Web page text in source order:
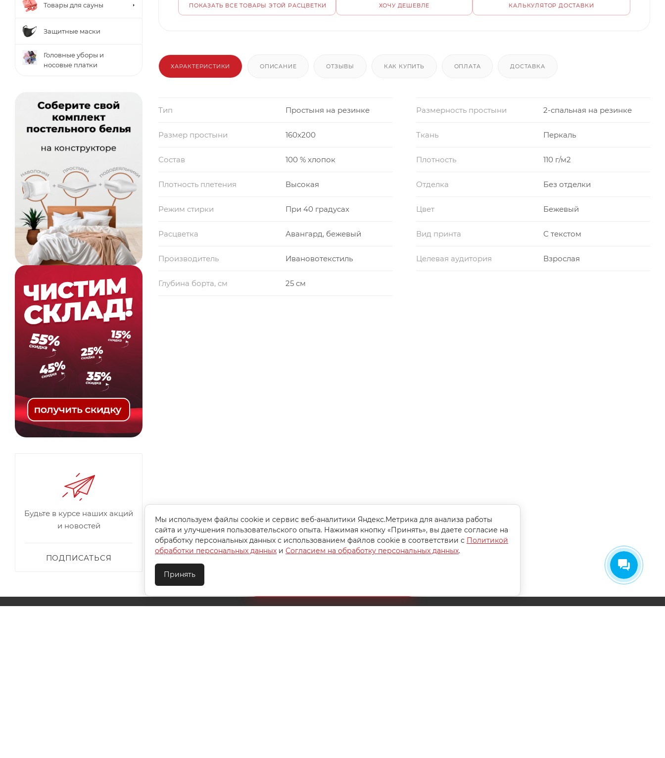
ПОКАЗАТЬ ВСЕ ТОВАРЫ ЭТОЙ РАСЦВЕТКИ ХОЧУ ДЕШЕВЛЕ КАЛЬКУЛЯТОР ДОСТАВКИ
ХАРАКТЕРИСТИКИ ОПИСАНИЕ ОТЗЫВЫ КАК КУПИТЬ ОПЛАТА ДОСТАВКА
Тип Простыня на резинке Размерность простыни 2-спальная на резинке
Размер простыни 160x200 Ткань Перкаль
Состав 100 % хлопок Плотность 110 г/м2
Плотность плетения Высокая Отделка Без отделки
Режим стирки При 40 градусах Цвет Бежевый
Расцветка Авангард, бежевый Вид принта С текстом
Производитель Ивановотекстиль Целевая аудитория Взрослая
Глубина борта, см 25 см
Товары для сауны
Защитные маски
Головные уборы и
носовые платки
Будьте в курсе наших акций
и новостей
ПОДПИСАТЬСЯ
Мы используем файлы cookie и сервис веб-аналитики Яндекс.Метрика для анализа работы
сайта и улучшения пользовательского опыта. Нажимая кнопку «Принять», вы даете согласие на
обработку персональных данных с использованием файлов cookie в соответствии с Политикой
обработки персональных данных и Согласием на обработку персональных данных.
Принять